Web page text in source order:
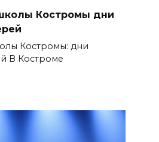
Костромы дни
Костромы: дни
В Костроме